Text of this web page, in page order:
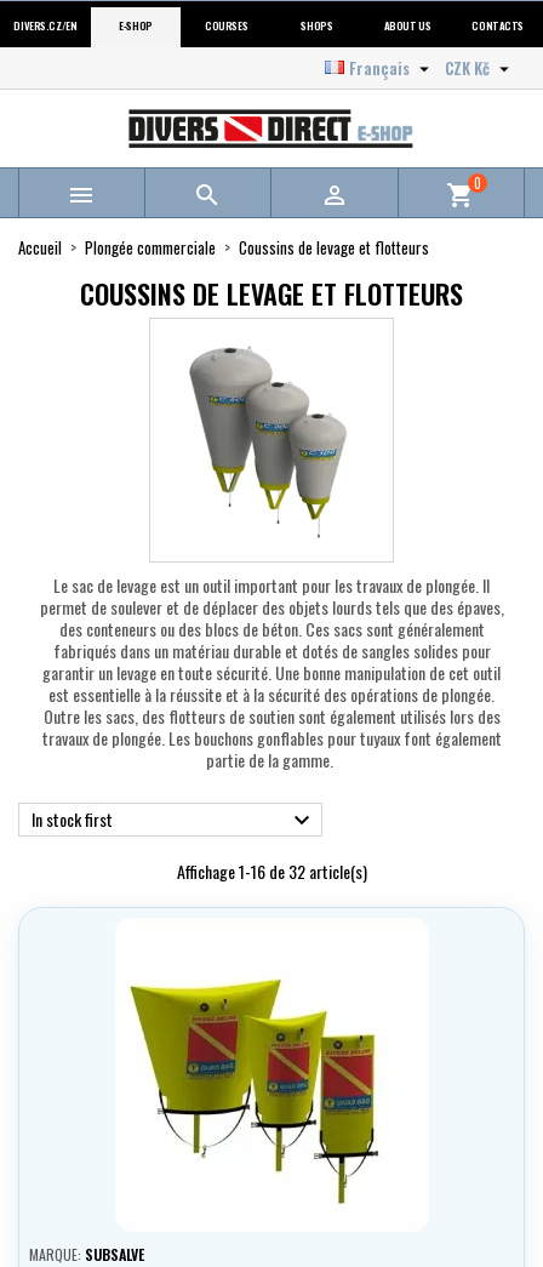
DIVERS.CZ/EN E-SHOP COURSES SHOPS ABOUT US CONTACTS
CZK Kč 
Français 
   shopping_cart0
Accueil Plongée commerciale Coussins de levage et flotteurs
COUSSINS DE LEVAGE ET FLOTTEURS
Le sac de levage est un outil important pour les travaux de plongée. Il
permet de soulever et de déplacer des objets lourds tels que des épaves,
des conteneurs ou des blocs de béton. Ces sacs sont généralement
fabriqués dans un matériau durable et dotés de sangles solides pour
garantir un levage en toute sécurité. Une bonne manipulation de cet outil
est essentielle à la réussite et à la sécurité des opérations de plongée.
Outre les sacs, des flotteurs de soutien sont également utilisés lors des
travaux de plongée. Les bouchons gonflables pour tuyaux font également
partie de la gamme.
In stock first 
Affichage 1-16 de 32 article(s)
MARQUE: SUBSALVE